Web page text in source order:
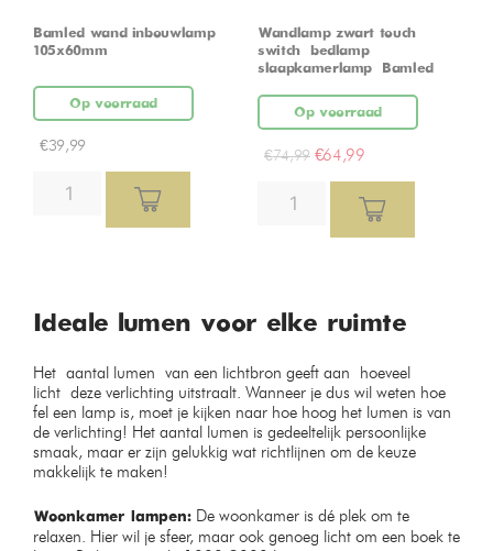
Bamled wand inbouwlamp
105x60mm
Op voorraad
€39,99
Wandlamp zwart touch
switch – bedlamp –
slaapkamerlamp – Bamled
Op voorraad
€74,99 €64,99